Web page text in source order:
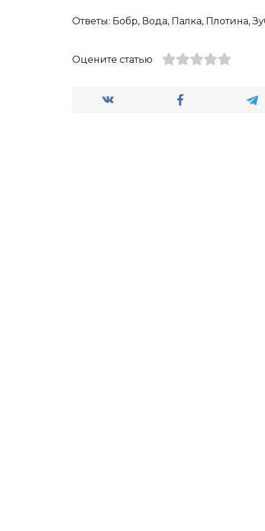
Ответы: Бобр, Вода, Палка, Плотина,
Оцените статью